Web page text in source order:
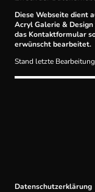
Diese Webseite dient
Acryl Galerie &
das Kontaktformular
erwünscht bearbeitet.
Stand letzte
Datenschutz­erklärung